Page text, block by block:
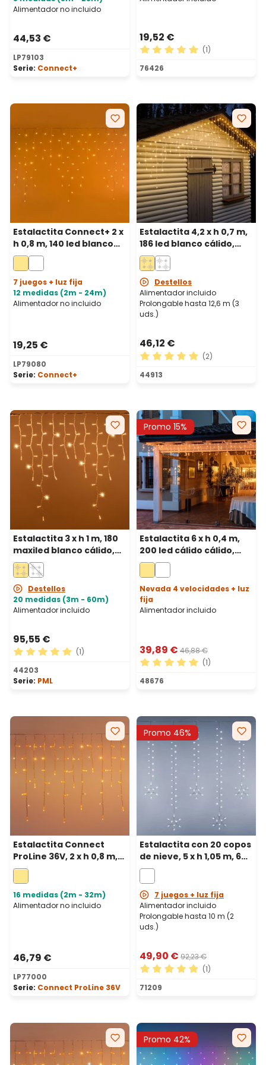
Alimentador no incluido
44,53 €
LP79103
Serie: Connect+
19,52 €
Calificación promedio de
(1)
76426
Estalactita Connect+ 2 x
h 0,8 m, 140 led blanco
cálido, cable
transparente,
prolongable
7 juegos + luz fija
12 medidas (2m - 24m)
Alimentador no incluido
19,25 €
LP79080
Serie: Connect+
Estalactita 4,2 x h 0,7 m,
186 led blanco cálido,
cable blanco,
prolongable
Destellos
Alimentador incluido
Prolongable hasta 12,6 m (3
uds.)
46,12 €
Calificación promedio de
(2)
44913
Estalactita 3 x h 1 m, 180
maxiled blanco cálido,
cable blanco,
prolongable, IP67
Destellos
20 medidas (3m - 60m)
Alimentador incluido
95,55 €
Calificación promedio de 5 de 5 estrellas
(1)
44203
Serie: PML
Promo 15%
Estalactita 6 x h 0,4 m,
200 led cálido cálido,
cable blanco
Nevada 4 velocidades + luz
fija
Alimentador incluido
39,89 € 46,88 €
Calificación promedio de
(1)
48676
Estalactita Connect
ProLine 36V, 2 x h 0,8 m,
120 maxiled blanco
cálido, cable
transparente,
prolongable
16 medidas (2m - 32m)
Alimentador no incluido
46,79 €
LP77000
Serie: Connect ProLine 36V
Promo 46%
Estalactita con 20 copos
de nieve, 5 x h 1,05 m, 600
led blanco frío,
prolongable
7 juegos + luz fija
Alimentador incluido
Prolongable hasta 10 m (2
uds.)
49,90 € 92,23 €
Calificación promedio de
(1)
71209
Promo 42%